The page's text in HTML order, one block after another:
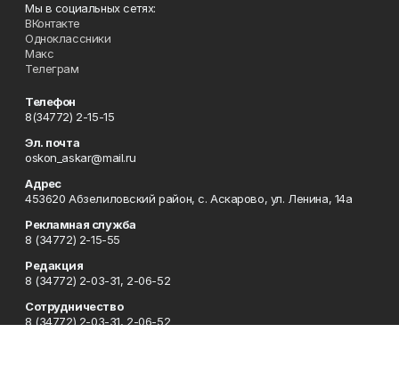
Мы в социальных сетях:
ВКонтакте
Одноклассники
Макс
Телеграм
Телефон
8(34772) 2-15-15
Эл. почта
oskon_askar@mail.ru
Адрес
453620 Абзелиловский район, с. Аскарово, ул. Ленина, 14а
Рекламная служба
8 (34772) 2-15-55
Редакция
8 (34772) 2-03-31, 2-06-52
Сотрудничество
8 (34772) 2-03-31, 2-06-52